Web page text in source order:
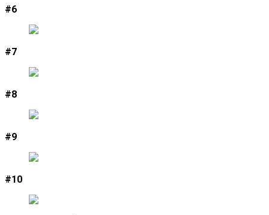
#6
#7
#8
#9
#10